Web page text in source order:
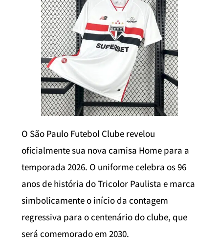
O São Paulo Futebol Clube revelou
oficialmente sua nova camisa Home para a
temporada 2026. O uniforme celebra os 96
anos de história do Tricolor Paulista e marca
simbolicamente o início da contagem
regressiva para o centenário do clube, que
será comemorado em 2030.